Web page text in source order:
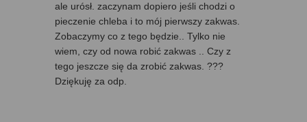
ale urósł. zaczynam dopiero jeśli chodzi o
pieczenie chleba i to mój pierwszy zakwas.
Zobaczymy co z tego będzie.. Tylko nie
wiem, czy od nowa robić zakwas .. Czy z
tego jeszcze się da zrobić zakwas. ???
Dziękuję za odp.